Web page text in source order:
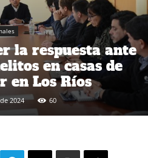
la respuesta ante
en casas de
en Los Ríos
2024 60